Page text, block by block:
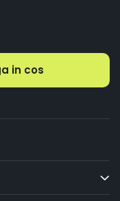
in cos